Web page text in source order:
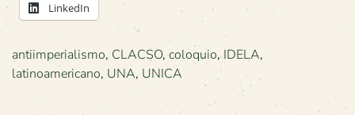
LinkedIn
antiimperialismo, CLACSO, coloquio, IDELA,
latinoamericano, UNA, UNICA